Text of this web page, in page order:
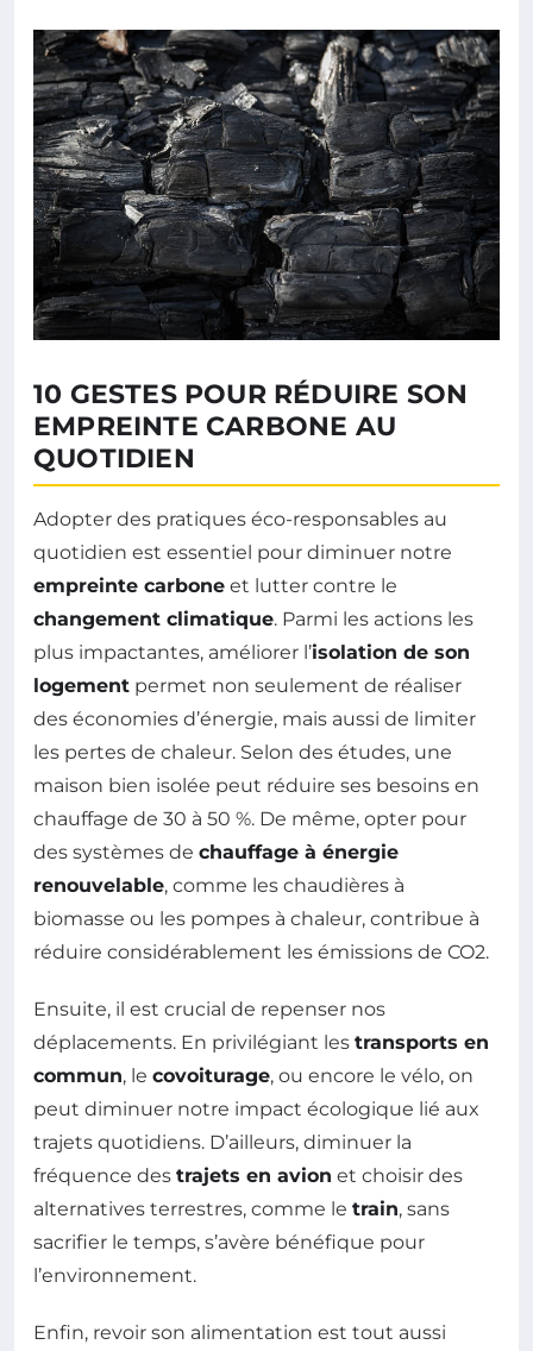
10 GESTES POUR RÉDUIRE SON
EMPREINTE CARBONE AU
QUOTIDIEN
Adopter des pratiques éco-responsables au
quotidien est essentiel pour diminuer notre
empreinte carbone et lutter contre le
changement climatique. Parmi les actions les
plus impactantes, améliorer l’isolation de son
logement permet non seulement de réaliser
des économies d’énergie, mais aussi de limiter
les pertes de chaleur. Selon des études, une
maison bien isolée peut réduire ses besoins en
chauffage de 30 à 50 %. De même, opter pour
des systèmes de chauffage à énergie
renouvelable, comme les chaudières à
biomasse ou les pompes à chaleur, contribue à
réduire considérablement les émissions de CO2.
Ensuite, il est crucial de repenser nos
déplacements. En privilégiant les transports en
commun, le covoiturage, ou encore le vélo, on
peut diminuer notre impact écologique lié aux
trajets quotidiens. D’ailleurs, diminuer la
fréquence des trajets en avion et choisir des
alternatives terrestres, comme le train, sans
sacrifier le temps, s’avère bénéfique pour
l’environnement.
Enfin, revoir son alimentation est tout aussi